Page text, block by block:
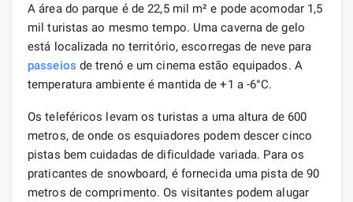
A área do parque é de 22,5 mil m² e pode acomodar 1,5
mil turistas ao mesmo tempo. Uma caverna de gelo
está localizada no território, escorregas de neve para
passeios de trenó e um cinema estão equipados. A
temperatura ambiente é mantida de +1 a -6°С.
Os teleféricos levam os turistas a uma altura de 600
metros, de onde os esquiadores podem descer cinco
pistas bem cuidadas de dificuldade variada. Para os
praticantes de snowboard, é fornecida uma pista de 90
metros de comprimento. Os visitantes podem alugar